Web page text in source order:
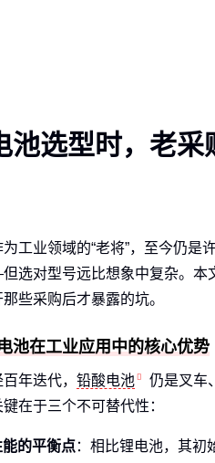
池选型时，老采
工业领域的“老将”，至今仍是
选对型号远比想象中复杂。本
些采购后才暴露的坑。
池在工业应用中的核心优势
年迭代， 铅酸电池
仍是叉车
在于三个不可替代性：
的平衡点：相比锂电池，其初